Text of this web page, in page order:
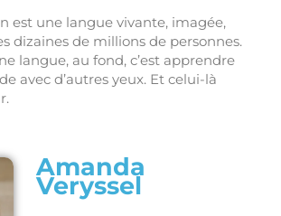
est une langue vivante, imagée,
dizaines de millions de personnes.
langue, au fond, c’est apprendre
avec d’autres yeux. Et celui-là
Amanda
Veryssel